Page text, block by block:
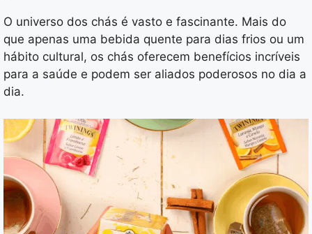
O universo dos chás é vasto e fascinante. Mais do
que apenas uma bebida quente para dias frios ou um
hábito cultural, os chás oferecem benefícios incríveis
para a saúde e podem ser aliados poderosos no dia a
dia.